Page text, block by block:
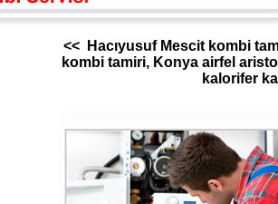
<< Hacıyusuf Mescit kombi
kombi tamiri, Konya airfel
kalorifer